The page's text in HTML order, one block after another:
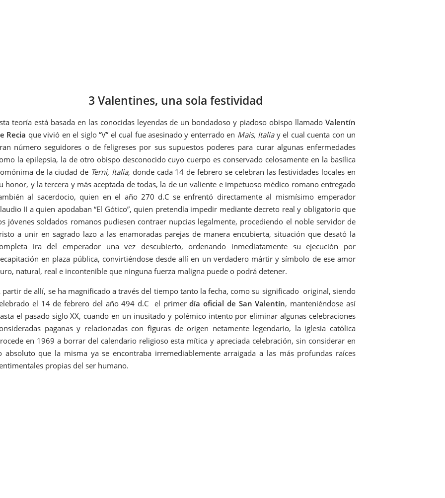
3 Valentines, una sola festividad
teoría está basada en las conocidas leyendas de un bondadoso y piadoso obispo llamado Valentín
Recia que vivió en el siglo “V” el cual fue asesinado y enterrado en Mais, Italiay el cual cuenta con un
número seguidores o de feligreses por sus supuestos poderes para curar algunas enfermedades
la epilepsia, la de otro obispo desconocido cuyo cuerpo es conservado celosamente en la basílica
de la ciudad de Terni, Italia, donde cada 14 de febrero se celebran las festividades locales en
honor, y la tercera y más aceptada de todas, la de un valiente e impetuoso médico romano entregado
al sacerdocio, quien en el año 270 d.C se enfrentó directamente al mismísimo emperador
II a quien apodaban “El Gótico”, quien pretendía impedir mediante decreto real y obligatorio que
jóvenes soldados romanos pudiesen contraer nupcias legalmente, procediendo el noble servidor de
a unir en sagrado lazo a las enamoradas parejas de manera encubierta, situación que desató la
ira del emperador una vez descubierto, ordenando inmediatamente su ejecución por
en plaza pública, convirtiéndose desde allí en un verdadero mártir y símbolo de ese amor
natural, real e incontenible que ninguna fuerza maligna puede o podrá detener.
partir de allí, se ha magnificado a través del tiempo tanto la fecha, como su significado original, siendo
el 14 de febrero del año 494 d.C el primerdía oficial de San Valentín, manteniéndose así
el pasado siglo XX, cuando en un inusitado y polémico intento por eliminar algunas celebraciones
paganas y relacionadas con figuras de origen netamente legendario, la iglesia católica
en 1969 a borrar del calendario religioso esta mítica y apreciada celebración, sin considerar en
absoluto que la misma ya se encontraba irremediablemente arraigada a las más profundas raíces
propias del ser humano.